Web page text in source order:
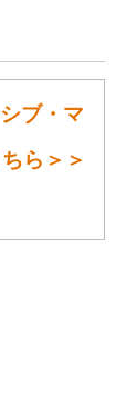
ブ・マ
ら＞＞